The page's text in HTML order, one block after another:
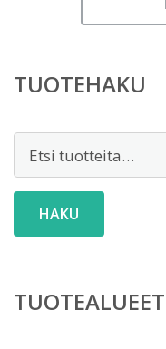
TUOTEHAKU
HAKU
TUOTEALUEET